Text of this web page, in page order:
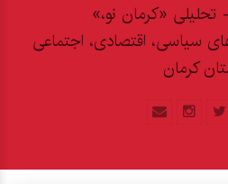
تحلیلی «کرمان نو،»
سیاسی، اقتصادی، اجتماعی
کرمان